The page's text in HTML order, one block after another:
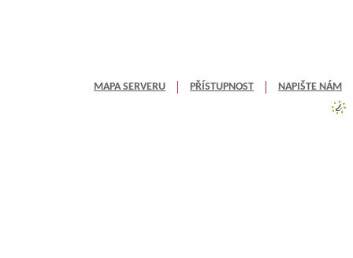
MAPA SERVERU PŘÍSTUPNOST NAPIŠTE NÁM